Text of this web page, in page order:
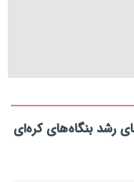
رشد بنگاه‌های کره‌ای‌